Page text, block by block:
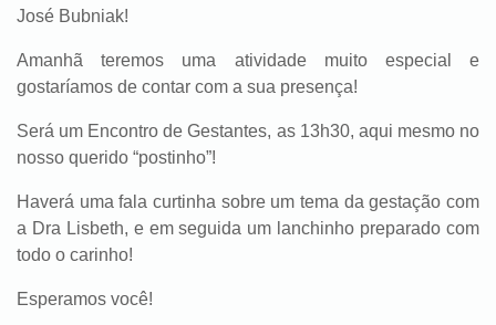
José Bubniak!
Amanhã teremos uma atividade muito especial e
gostaríamos de contar com a sua presença!
Será um Encontro de Gestantes, as 13h30, aqui mesmo no
nosso querido “postinho”!
Haverá uma fala curtinha sobre um tema da gestação com
a Dra Lisbeth, e em seguida um lanchinho preparado com
todo o carinho!
Esperamos você!